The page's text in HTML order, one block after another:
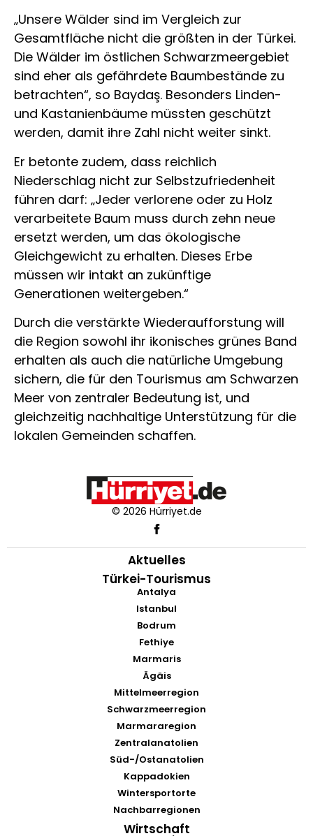
„Unsere Wälder sind im Vergleich zur
Gesamtfläche nicht die größten in der Türkei.
Die Wälder im östlichen Schwarzmeergebiet
sind eher als gefährdete Baumbestände zu
betrachten“, so Baydaş. Besonders Linden-
und Kastanienbäume müssten geschützt
werden, damit ihre Zahl nicht weiter sinkt.
Er betonte zudem, dass reichlich
Niederschlag nicht zur Selbstzufriedenheit
führen darf: „Jeder verlorene oder zu Holz
verarbeitete Baum muss durch zehn neue
ersetzt werden, um das ökologische
Gleichgewicht zu erhalten. Dieses Erbe
müssen wir intakt an zukünftige
Generationen weitergeben.“
Durch die verstärkte Wiederaufforstung will
die Region sowohl ihr ikonisches grünes Band
erhalten als auch die natürliche Umgebung
sichern, die für den Tourismus am Schwarzen
Meer von zentraler Bedeutung ist, und
gleichzeitig nachhaltige Unterstützung für die
lokalen Gemeinden schaffen.
© 2026 Hürriyet.de
Aktuelles
Türkei-Tourismus
Antalya
Istanbul
Bodrum
Fethiye
Marmaris
Ägäis
Mittelmeerregion
Schwarzmeerregion
Marmararegion
Zentralanatolien
Süd-/Ostanatolien
Kappadokien
Wintersportorte
Nachbarregionen
Wirtschaft